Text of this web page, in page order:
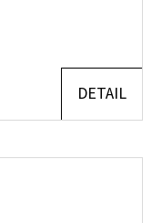
DETAIL